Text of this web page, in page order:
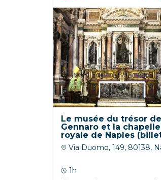
Le musée du trésor
Gennaro et la chapelle
royale de Naples
d'entrée)
Via Duomo, 149, 80138,
1h